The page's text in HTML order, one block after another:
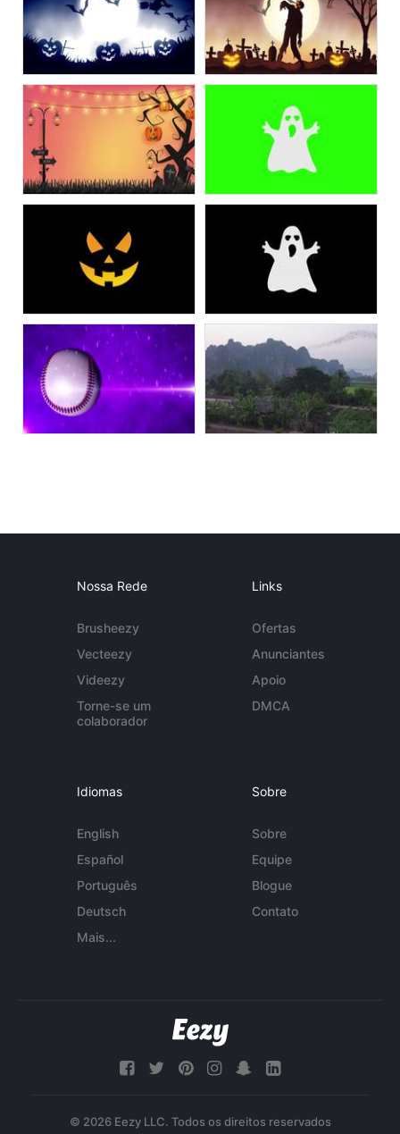
Nossa Rede
Brusheezy
Vecteezy
Videezy
Torne-se um
colaborador
Links
Ofertas
Anunciantes
Apoio
DMCA
Idiomas
English
Español
Português
Deutsch
Mais...
Sobre
Sobre
Equipe
Blogue
Contato
© 2026 Eezy LLC. Todos os direitos reservados